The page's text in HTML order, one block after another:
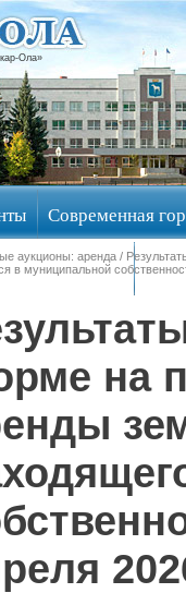
Ола»
Современная
обсуждения
аукционы: аренда /
в муниципальной
на